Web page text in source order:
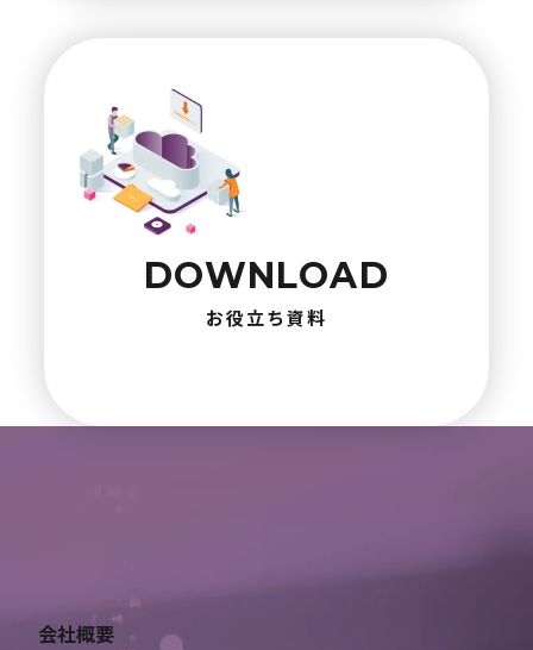
DOWNLOAD
お役立ち資料
会社概要